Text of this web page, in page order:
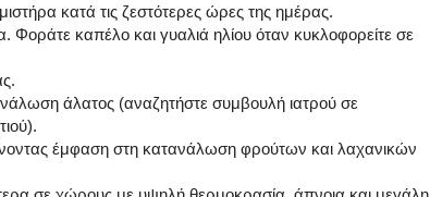
κατά τις ζεστότερες ώρες της ημέρας.
καπέλο και γυαλιά ηλίου όταν κυκλοφορείτε σε
άλατος (αναζητήστε συμβουλή ιατρού σε
έμφαση στη κατανάλωση φρούτων και λαχανικών